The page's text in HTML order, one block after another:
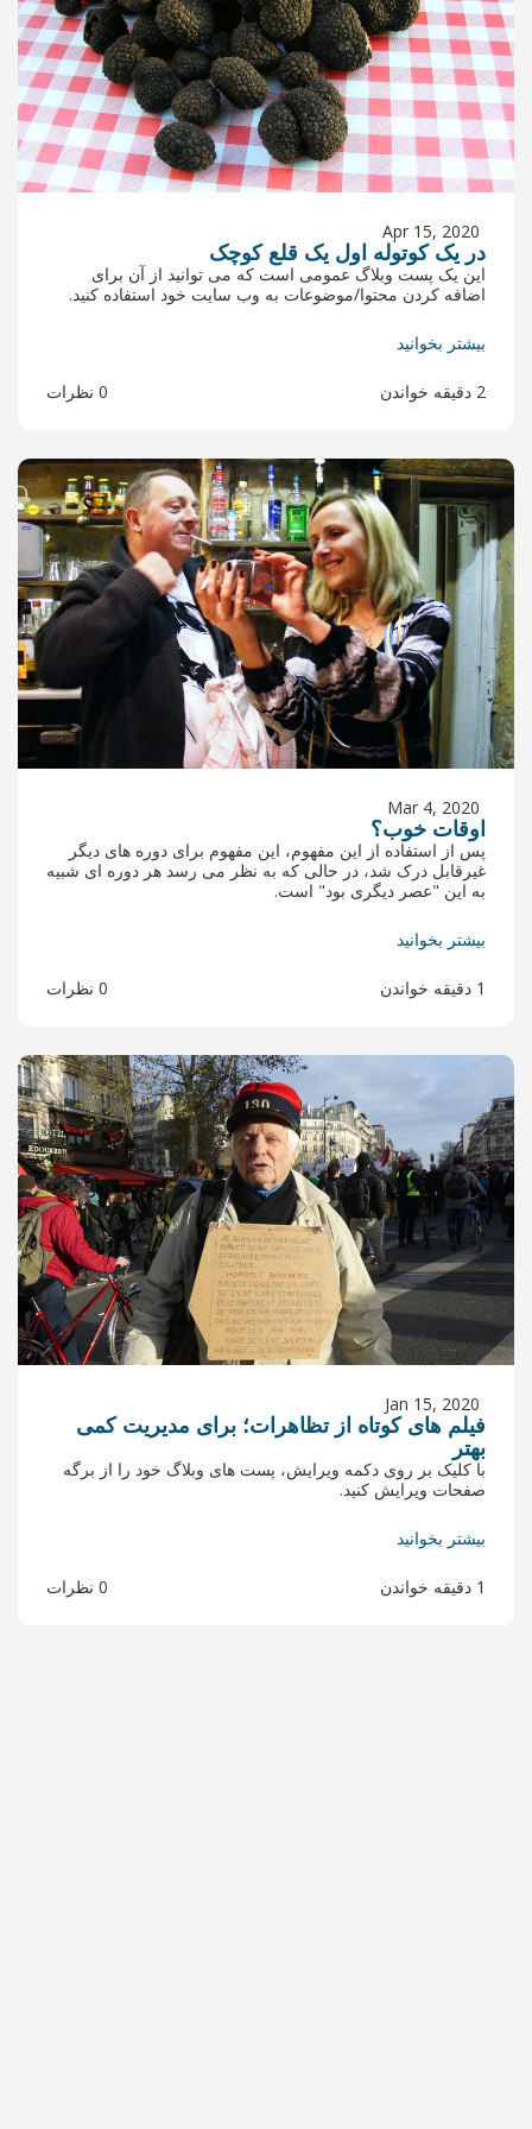
یک قلع کوچک
است که می توانید از آن برای
به وب سایت خود استفاده کنید.
این مفهوم برای دوره های دیگر
که به نظر می رسد هر دوره ای شبیه
است.
تظاهرات؛ برای مدیریت کمی
پست های وبلاگ خود را از برگه